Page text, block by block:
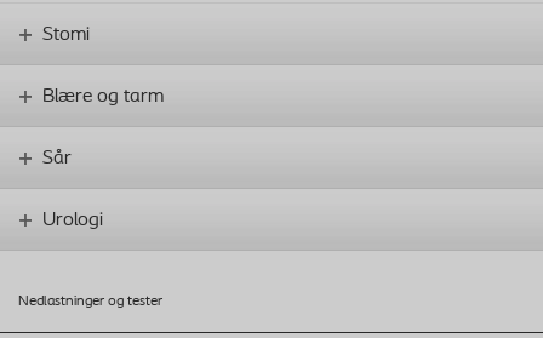
Stomi
Blære og tarm
Sår
Urologi
Nedlastninger og tester